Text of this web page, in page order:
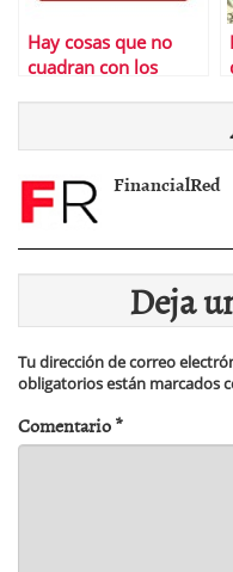
Hay cosas que no
cuadran con los
FinancialRed
Deja
Tu dirección de correo
obligatorios están marcados
Comentario*